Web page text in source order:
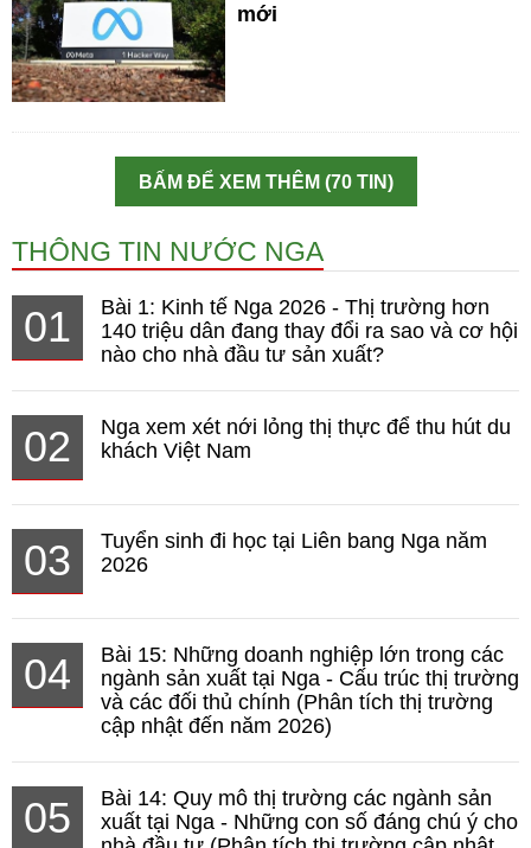
mới
BẤM ĐỂ XEM THÊM (70 TIN)
THÔNG TIN NƯỚC NGA
01
Bài 1: Kinh tế Nga 2026 - Thị trường hơn
140 triệu dân đang thay đổi ra sao và cơ hội
nào cho nhà đầu tư sản xuất?
02
Nga xem xét nới lỏng thị thực để thu hút du
khách Việt Nam
03
Tuyển sinh đi học tại Liên bang Nga năm
2026
04
Bài 15: Những doanh nghiệp lớn trong các
ngành sản xuất tại Nga - Cấu trúc thị trường
và các đối thủ chính (Phân tích thị trường
cập nhật đến năm 2026)
05
Bài 14: Quy mô thị trường các ngành sản
xuất tại Nga - Những con số đáng chú ý cho